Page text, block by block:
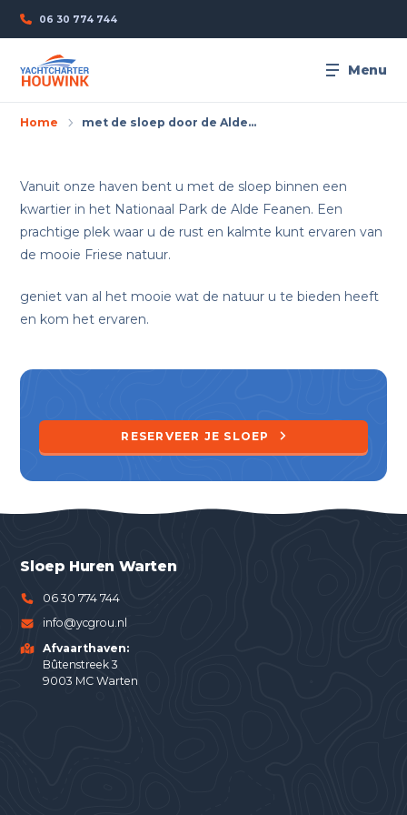
06 30 774 744
Menu
Home met de sloep door de Alde…
Vanuit onze haven bent u met de sloep binnen een
kwartier in het Nationaal Park de Alde Feanen. Een
prachtige plek waar u de rust en kalmte kunt ervaren van
de mooie Friese natuur.
geniet van al het mooie wat de natuur u te bieden heeft
en kom het ervaren.
RESERVEER JE SLOEP
Sloep Huren Warten
06 30 774 744
info@ycgrou.nl
Afvaarthaven:
Bûtenstreek 3
9003 MC Warten